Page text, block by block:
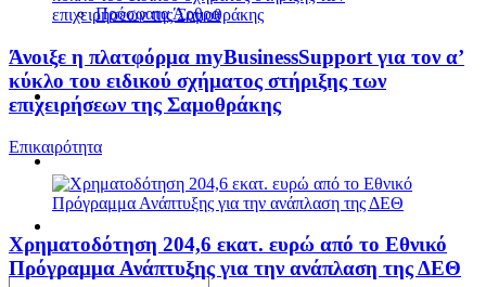
Πρόσφατα Άρθρα
Άνοιξε η πλατφόρμα myBusinessSupport για τον α’
κύκλο του ειδικού σχήματος στήριξης των
επιχειρήσεων της Σαμοθράκης
Επικαιρότητα
Χρηματοδότηση 204,6 εκατ. ευρώ από το Εθνικό
Πρόγραμμα Ανάπτυξης για την ανάπλαση της ΔΕΘ